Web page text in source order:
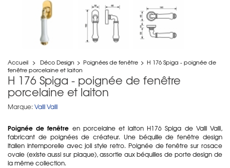
Accueil > Déco Design > Poignées de fenêtre > H 176 Spiga - poignée de
fenêtre porcelaine et laiton
H 176 Spiga - poignée de fenêtre
porcelaine et laiton
Marque: Valli Valli
Poignée de fenêtre en porcelaine et laiton H176 Spiga de Valli Valli,
fabricant de poignées de créateur. Une béquille de fenêtre design
italien intemporelle avec joli style retro. Poignée de fenêtre sur rosace
ovale (existe aussi sur plaque), assortie aux béquilles de porte design de
la même collection.